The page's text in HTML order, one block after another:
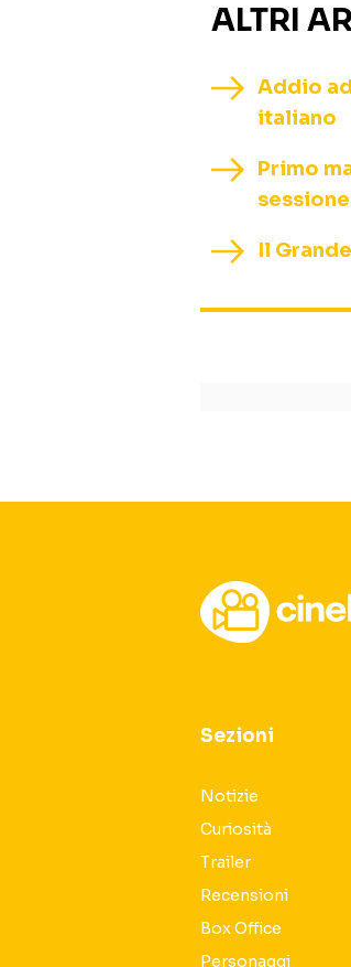
ALTRI
Addio
italiano
Primo
Il
Sezioni
Notizie
Curiosità
Trailer
Recensioni
Box Office
Personaggi